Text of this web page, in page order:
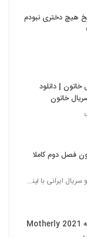
هیچ دختری نبودم
سریال خاتون | دانلود
خاتون
فصل دوم کاملا
دانلود رایگان فیلم و سریال ایرانی با لینک مستقیم
دانلود فیلم مادرانه Motherly 2021